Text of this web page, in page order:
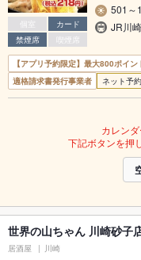
個室
カード
禁煙席
喫煙席
501～
JR川
【アプリ予約限定】最大800ポイ
適格請求書発行事業者
ネット予
カレン
下記ボタンを押
世界の山ちゃん 川崎砂子
居酒屋 川崎